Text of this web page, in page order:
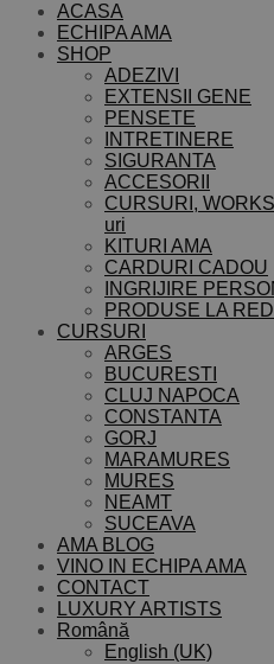
ACASA
ECHIPA AMA
SHOP
ADEZIVI
EXTENSII GENE
PENSETE
INTRETINERE
SIGURANTA
ACCESORII
CURSURI,
uri
KITURI AMA
CARDURI CADOU
INGRIJIRE
PRODUSE LA
CURSURI
ARGES
BUCURESTI
CLUJ NAPOCA
CONSTANTA
GORJ
MARAMURES
MURES
NEAMT
SUCEAVA
AMA BLOG
VINO IN ECHIPA AMA
CONTACT
LUXURY ARTISTS
Română
English (UK)